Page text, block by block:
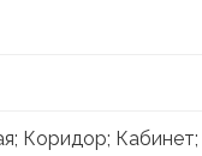
Коридор;